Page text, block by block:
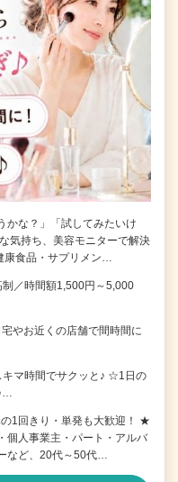
かな？」「試してみたいけ
気持ち、美容モニターで解決
食品・サプリメン…
／時間額1,500円～5,000
やお近くの店舗で間時間に
マ時間でサクッと♪ ☆1日の
1回きり・単発も大歓迎！ ★
個人事業主・パート・アルバ
など、20代～50代…